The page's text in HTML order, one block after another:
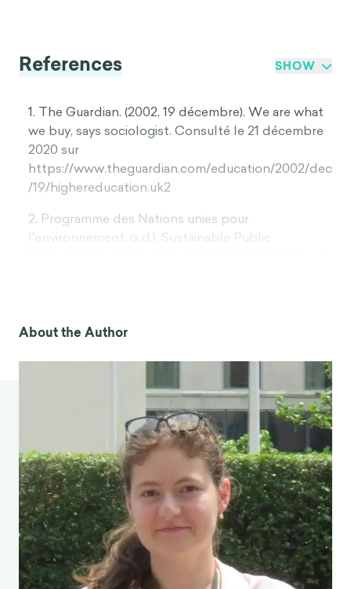
References SHOW
1. The Guardian. (2002, 19 décembre). We are what
we buy, says sociologist. Consulté le 21 décembre
2020 sur
https://www.theguardian.com/education/2002/dec
/19/highereducation.uk2
2. Programme des Nations unies pour
l'environnement. (s.d.). Sustainable Public
Marchés publics écologiques et durables.
Consulté le 21 décembre 2020 sur le site
https://ec.europa.eu/environment/gpp/versus_en.
htm
5. Grandia, J. (2016). Finding the missing link :
examining the mediating role of sustainable public
procurement behavior.Journal of Cleaner
Productio n, 124, 183-190.
https://doi.org/10.1016/j.jclepro.2016.02.102
About the Author